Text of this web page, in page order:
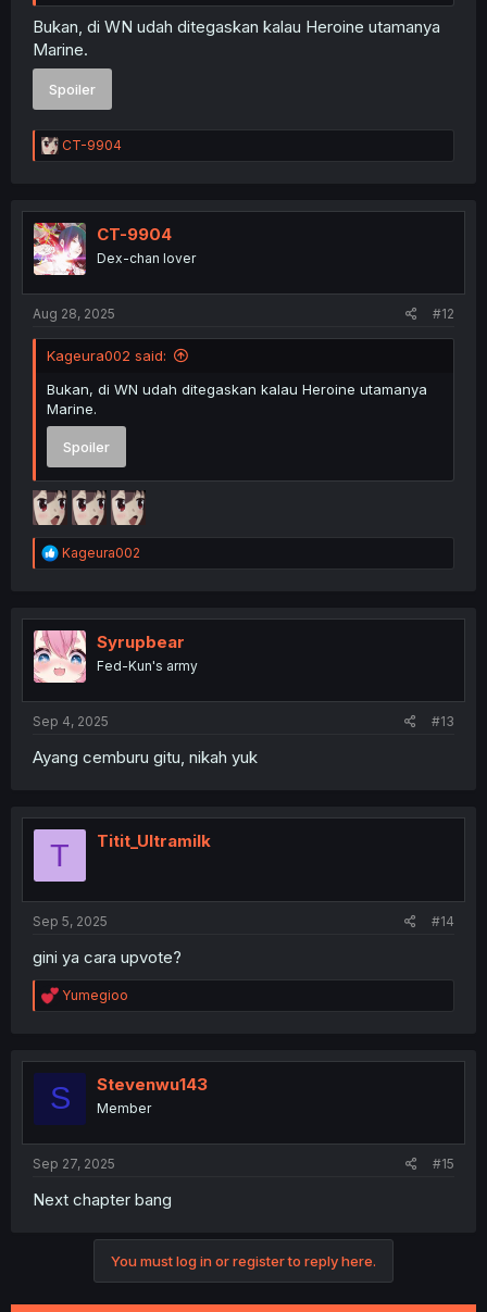
Bukan, di WN udah ditegaskan kalau Heroine utamanya
Marine.
Spoiler
R
e
t
i
o
n
CT-9904
CT-9904
Dex-chan lover
Aug 28, 2025 #12
Kageura002 said:
Bukan, di WN udah ditegaskan kalau Heroine utamanya
Marine.
Spoiler
R
e
t
i
o
n
Kageura002
Syrupbear
Fed-Kun's army
Sep 4, 2025 #13
Ayang cemburu gitu, nikah yuk
T Titit_Ultramilk
Sep 5, 2025 #14
gini ya cara upvote?
R
e
t
o
Yumegioo
S Stevenwu143
Member
Sep 27, 2025 #15
Next chapter bang
You must log in or register to reply here.